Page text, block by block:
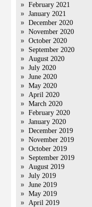
February 2021
January 2021
December 2020
November 2020
October 2020
September 2020
August 2020
July 2020
June 2020
May 2020
April 2020
March 2020
February 2020
January 2020
December 2019
November 2019
October 2019
September 2019
August 2019
July 2019
June 2019
May 2019
April 2019